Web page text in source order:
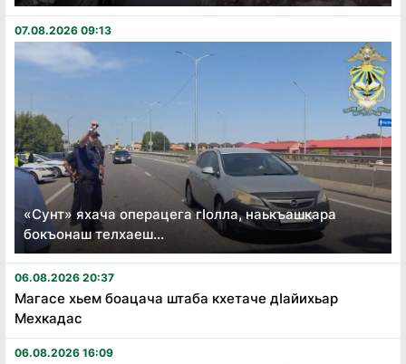
07.08.2026 09:13
«Сунт» яхача операцега гӏолла, наькъашкара
бокъонаш телхаеш...
06.08.2026 20:37
Магасе хьем боацача штаба кхетаче дӏайихьар
Мехкадас
06.08.2026 16:09